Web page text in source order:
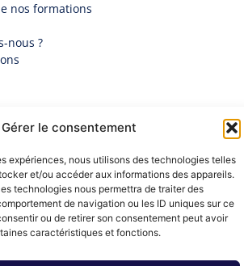
Gérer le consentement
expériences, nous utilisons des technologies telles
et/ou accéder aux informations des appareils.
technologies nous permettra de traiter des
de navigation ou les ID uniques sur ce
ou de retirer son consentement peut avoir
caractéristiques et fonctions.
nos formations
nous ?
premier Palmarès des Directeurs
collectivité​
publics.fr
93160 NOISY-LE-GRAND